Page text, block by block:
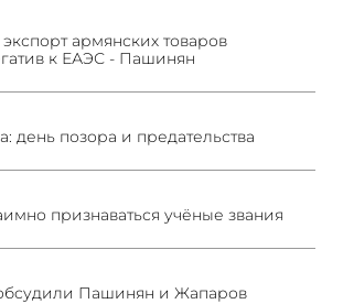
армянских товаров
к ЕАЭС - Пашинян
день позора и предательства
признаваться учёные звания
Пашинян и Жапаров